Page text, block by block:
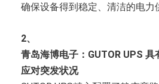
确保设备得到稳定、清洁的电力
2、
青岛海博电子：GUTOR UPS
应对突发状况